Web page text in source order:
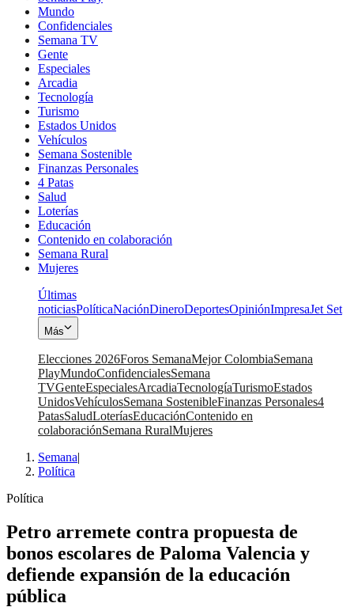
Mundo
Confidenciales
Semana TV
Gente
Especiales
Arcadia
Tecnología
Turismo
Estados Unidos
Vehículos
Semana Sostenible
Finanzas Personales
4 Patas
Salud
Loterías
Educación
Contenido en colaboración
Semana Rural
Mujeres
Últimas
noticiasPolíticaNaciónDineroDeportesOpiniónImpresaJet Set
Más
Elecciones 2026Foros SemanaMejor ColombiaSemana
PlayMundoConfidencialesSemana
TVGenteEspecialesArcadiaTecnologíaTurismoEstados
UnidosVehículosSemana SostenibleFinanzas Personales4
PatasSaludLoteríasEducaciónContenido en
colaboraciónSemana RuralMujeres
Semana|
Política
Política
Petro arremete contra propuesta de
bonos escolares de Paloma Valencia y
defiende expansión de la educación
pública